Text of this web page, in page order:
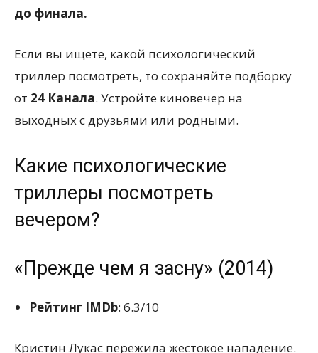
до финала.
Если вы ищете, какой психологический
триллер посмотреть, то сохраняйте подборку
от 24 Канала. Устройте киновечер на
выходных с друзьями или родными.
Какие психологические
триллеры посмотреть
вечером?
«Прежде чем я засну» (2014)
Рейтинг IMDb: 6.3/10
Кристин Лукас пережила жестокое нападение.